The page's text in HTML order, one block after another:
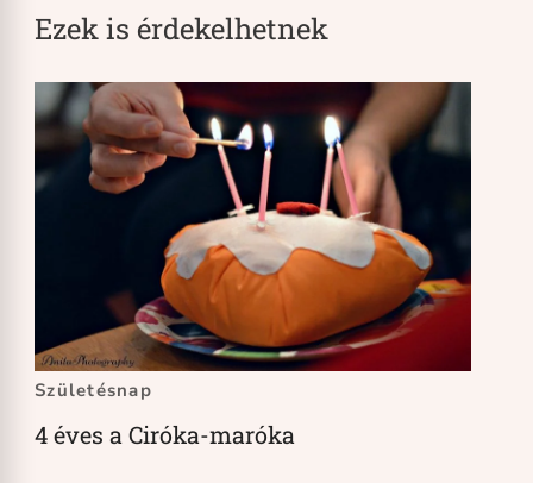
Ezek is érdekelhetnek
Születésnap
4 éves a Ciróka-maróka